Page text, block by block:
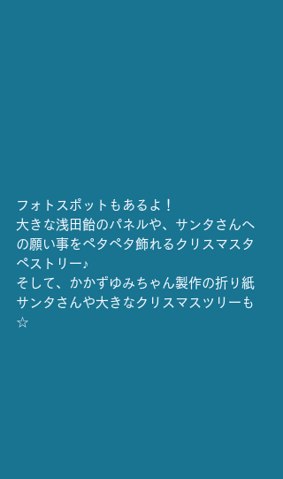
フォトスポットもあるよ！
大きな浅田飴のパネルや、サンタさんへ
の願い事をペタペタ飾れるクリスマスタ
ペストリー♪
そして、かかずゆみちゃん製作の折り紙
サンタさんや大きなクリスマスツリーも
☆